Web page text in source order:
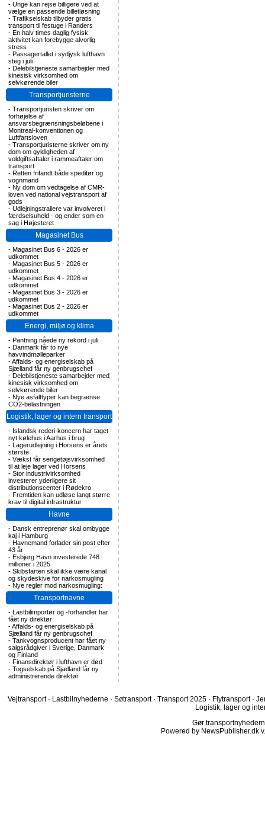
- Unge kan rejse billigere ved at
vælge en passende billetløsning
- Trafikselskab tilbyder gratis
transport til festuge i Randers
- En halv times daglig fysisk
aktivitet kan forebygge alvorlig
stress
- Passagertallet i sydjysk lufthavn
steg i juli
- Delebilstjeneste samarbejder med
kinesisk virksomhed om
selvkørende biler
Transportjuristerne
- Transportjuristen skriver om
forhøjelse af
ansvarsbegrænsningsbeløbene i
Montreal-konventionen og
Luftfartsloven
- Transportjuristerne skriver om ny
dom om gyldigheden af
voldgiftsaftaler i rammeaftaler om
transport
- Retten frifandt både speditør og
vognmand
- Ny dom om vedtagelse af CMR-
loven ved national vejstransport af
gods
- Udlejningstrailere var involveret i
færdselsuheld - og ender som en
sag i Højesteret
Magasinet Bus
- Magasinet Bus 6 - 2026 er
udkommet
- Magasinet Bus 5 - 2026 er
udkommet
- Magasinet Bus 4 - 2026 er
udkommet
- Magasinet Bus 3 - 2026 er
udkommet
- Magasinet Bus 2 - 2026 er
udkommet
Energi, miljø og klima
- Pantning nåede ny rekord i juli
- Danmark får to nye
havvindmølleparker
-Affalds- og energiselskab på
Sjælland får ny genbrugschef
- Delebilstjeneste samarbejder med
kinesisk virksomhed om
selvkørende biler
- Nye asfalttyper kan begrænse
CO2-belastningen
Logistik, lager og intern transport
- Islandsk rederi-koncern har taget
nyt kølehus i Aarhus i brug
- Lagerudlejning i Horsens er årets
største
- Vækst får sengetøjsvirksomhed
til at leje lager ved Horsens
- Stor industrivirksomhed
investerer yderligere sit
distributionscenter i Rødekro
- Fremtiden kan udløse langt større
krav til digital infrastruktur
Havne
- Dansk entreprenør skal ombygge
kaj i Hamburg
- Havnemand forlader sin post efter
43 år
- Esbjerg Havn investerede 748
millioner i 2025
- Skibsfarten skal ikke være kanal
og skydeskive for narkosmugling
- Nye regler mod narkosmugling:
Transportnavne
- Lastbilimportør og -forhandler har
fået ny direktør
-Affalds- og energiselskab på
Sjælland får ny genbrugschef
- Tankvognsproducent har fået ny
salgsrådgiver i Sverige, Danmark
og Finland
- Finansdirektør i lufthavn er død
- Togselskab på Sjælland får ny
administrerende direktør
Vejtransport · Lastbilnyhederne · Søtransport · Transport 2025 · Flytransport ·
Logistik, lager og
Gør
Powered by NewsPublisher.dk